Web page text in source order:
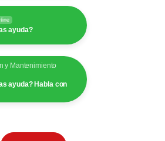
ayuda?
y Mantenimiento
ayuda? Habla con